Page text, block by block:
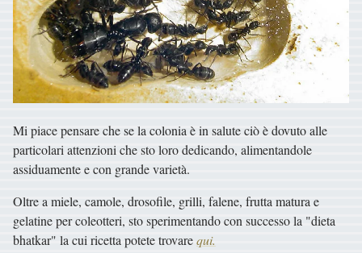
Mi piace pensare che se la colonia è in salute ciò è dovuto alle
particolari attenzioni che sto loro dedicando, alimentandole
assiduamente e con grande varietà.
Oltre a miele, camole, drosofile, grilli, falene, frutta matura e
gelatine per coleotteri, sto sperimentando con successo la "dieta
bhatkar" la cui ricetta potete trovarequi.